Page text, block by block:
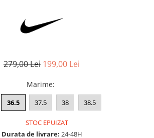
279,00 Lei 199,00 Lei
Marime:
36.5 37.5 38 38.5
STOC EPUIZAT
Durata de livrare: 24-48H